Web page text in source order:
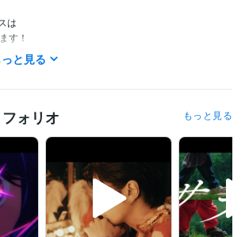
は
す！
ださったら
ーーーす |˙꒳​˙）
賞 ココナラ　ブログ開始
ココナラ 【 ほぼ毎
コナラ　レギュラーになれたで賞
ココナラ　フ
成したで賞 ココナラ　販売実績 10 達成したで
ズになれたで賞
と見る
ォリオ もっと見る